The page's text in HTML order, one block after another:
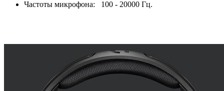
Частоты микрофона: 100 - 20000 Гц.